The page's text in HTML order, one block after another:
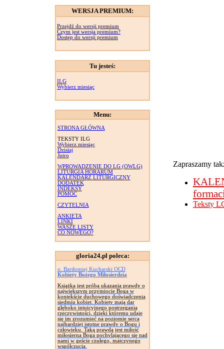
WERSJA PREMIUM:
Przejdź do wersji premium
Czym jest wersja premium?
Dostęp do wersji premium
Tu jesteś:
ILG
Wybierz miesiąc
Menu:
STRONA GŁÓWNA
TEKSTY ILG
Wybierz miesiąc
Dzisiaj
Jutro
WPROWADZENIE DO LG (OWLG)
LITURGIA HORARUM
KALENDARZ LITURGICZNY
DODATEK
INDEKSY
POMOC
CZYTELNIA
ANKIETA
LINKI
WASZE LISTY
CO NOWEGO?
gloria24.pl poleca:
o. Bartłomiej Kucharski OCD
Kobiety Bożego Miłosierdzia
Książka jest próbą ukazania prawdy o
największym przymiocie Boga w
kontekście duchowego doświadczenia
siedmiu kobiet. Kobiety mają dar
głęboko intuicyjnego postrzegania
rzeczywistości, dzięki któremu udaje
się im zrozumieć na poziomie serca
najbardziej istotne prawdy o Bogu i
człowieku. Taką prawdą jest miłość
miłosierna Boga pochylającego się nad
nami w geście czułego, matczynego
współczucia.
Zapraszamy
Teksty